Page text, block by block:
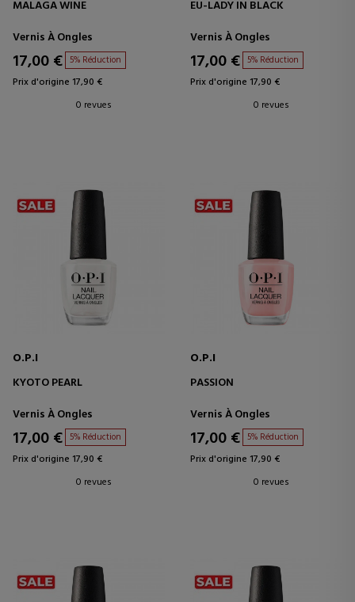
MALAGA WINE
Vernis À Ongles
17,00 € 5% Réduction
Prix d'origine 17,90 €
0 revues
EU-LADY IN BLACK
Vernis À Ongles
17,00 € 5% Réduction
Prix d'origine 17,90 €
0 revues
O.P.I
KYOTO PEARL
Vernis À Ongles
17,00 € 5% Réduction
Prix d'origine 17,90 €
0 revues
O.P.I
PASSION
Vernis À Ongles
17,00 € 5% Réduction
Prix d'origine 17,90 €
0 revues